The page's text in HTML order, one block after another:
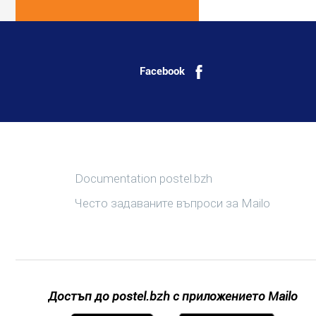
Facebook
Повече информация
Documentation postel.bzh
Често задаваните въпроси за Mailo
Достъп до postel.bzh с приложението Mailo